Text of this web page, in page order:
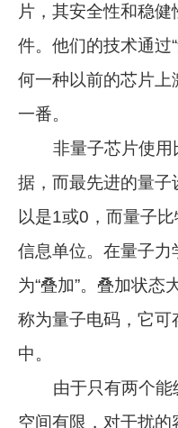
片，其安全性和稳
件。他们的技术通过
何一种以前的芯片上
一番。
非量子芯片使
据，而最先进的量
以是1或0，而量子
信息单位。在量子
为“叠加”。叠加状态
称为量子电码，它
中。
由于只有两个
空间有限，对干扰的